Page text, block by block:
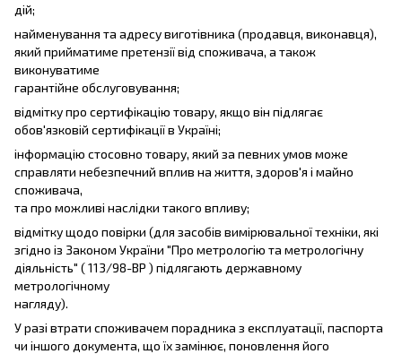
дій;
найменування та адресу виготівника (продавця, виконавця),
який прийматиме претензії від споживача, а також
виконуватиме
гарантійне обслуговування;
відмітку про сертифікацію товару, якщо він підлягає
обов'язковій сертифікації в Україні;
інформацію стосовно товару, який за певних умов може
справляти небезпечний вплив на життя, здоров'я і майно
споживача,
та про можливі наслідки такого впливу;
відмітку щодо повірки (для засобів вимірювальної техніки, які
згідно із Законом України "Про метрологію та метрологічну
діяльність" ( 113/98-ВР ) підлягають державному
метрологічному
нагляду).
У разі втрати споживачем порадника з експлуатації, паспорта
чи іншого документа, що їх замінює, поновлення його